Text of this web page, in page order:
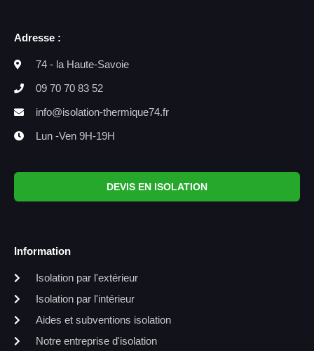
Adresse :
74 - la Haute-Savoie
09 70 70 83 52
info@isolation-thermique74.fr
Lun -Ven 9H-19H
DEVIS EN ISOLATION
Information
Isolation par l'extérieur
Isolation par l'intérieur
Aides et subventions isolation
Notre entreprise d'isolation